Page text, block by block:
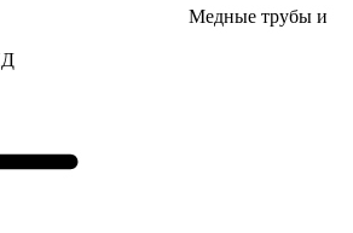
Медные трубы и